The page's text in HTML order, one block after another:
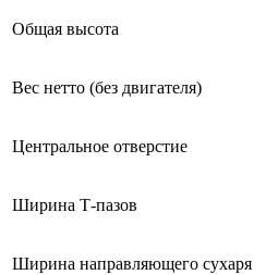
Общая высота
Вес нетто (без двигателя)
Центральное отверстие
Ширина Т-пазов
Ширина направляющего сухаря